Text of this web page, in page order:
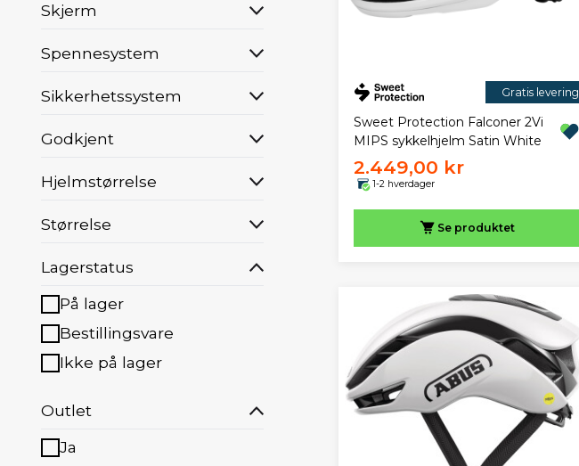
Skjerm
Spennesystem
Sikkerhetssystem
Godkjent
Hjelmstørrelse
Størrelse
Lagerstatus
På lager
Bestillingsvare
Ikke på lager
Outlet
Ja
Gratis levering
Sweet Protection Falconer 2Vi
MIPS sykkelhjelm Satin White
2.449,00 kr
1-2 hverdager
Se produktet